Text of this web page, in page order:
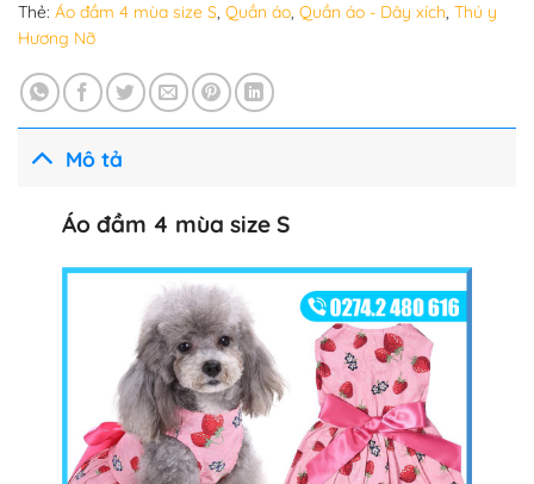
Thẻ: Áo đầm 4 mùa size S, Quần áo, Quần áo - Dây xích, Thú y
Hương Nỡ
Mô tả
Áo đầm 4 mùa size S